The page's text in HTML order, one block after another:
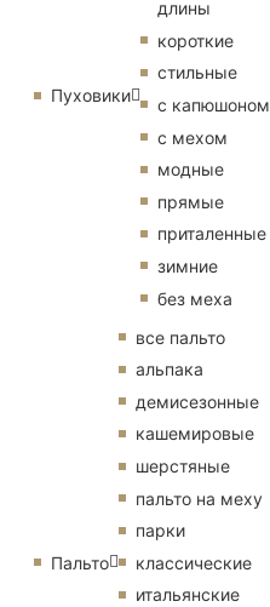
Пуховики
длины
короткие
стильные
с капюшоном
с мехом
модные
прямые
приталенные
зимние
без меха
Пальто
все пальто
альпака
демисезонные
кашемировые
шерстяные
пальто на меху
парки
классические
итальянские